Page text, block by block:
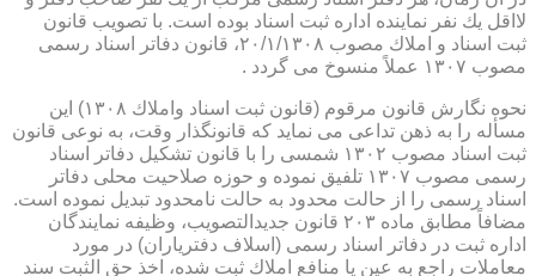
لااقل یك نفر نماینده اداره ثبت اسناد بوده است. با تصویب قانون
ثبت اسناد و املاك مصوب ۲۰/۱/۱۳۰۸، قانون دفاتر اسناد رسمی
مصوب ۱۳۰۷ عملاً منسوخ می گردد .
نحوه نگارش قانون مرقوم (قانون ثبت اسناد واملاك ۱۳۰۸) این
مسأله را به ذهن تداعی می نماید كه قانونگذار وقت، به نوعی قانون
ثبت اسناد مصوب ۱۳۰۲ شمسی را با قانون تشكیل دفاتر اسناد
رسمی مصوب ۱۳۰۷ تلفیق نموده و حوزه صلاحیت محلی دفاتر
اسناد رسمی را از حالت محدود به حالت نامحدود تبدیل نموده است.
مضافاً مطابق ماده ۲۰۳ قانون جدیدالتصویب، وظیفه نمایندگان
اداره ثبت در دفاتر اسناد رسمی (اسلاف دفتریاران) در مورد
معاملات راجع به عین یا منافع املاك ثبت شده، اخذ حق الثبت سند